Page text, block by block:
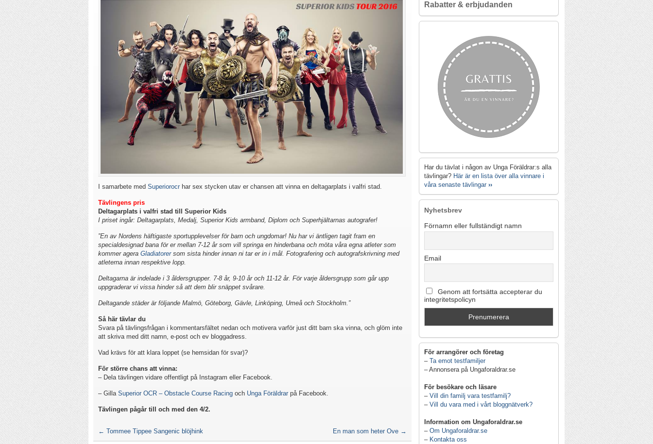
I samarbete med Superiorocr har sex stycken utav er chansen att vinna en deltagarplats i valfri stad.
Tävlingens pris
Deltagarplats i valfri stad till Superior Kids
I priset ingår: Deltagarplats, Medalj, Superior Kids armband, Diplom och Superhjältarnas autografer!
”En av Nordens häftigaste sportupplevelser för barn och ungdomar! Nu har vi äntligen tagit fram en
specialdesignad bana för er mellan 7-12 år som vill springa en hinderbana och möta våra egna atleter som
kommer agera Gladiatorersom sista hinder innan ni tar er in i mål. Fotografering och autografskrivning med
atleterna innan respektive lopp.
Deltagarna är indelade i 3 åldersgrupper. 7-8 år, 9-10 år och 11-12 år. För varje åldersgrupp som går upp
uppgraderar vi vissa hinder så att dem blir snäppet svårare.
Deltagande städer är följande Malmö, Göteborg, Gävle, Linköping, Umeå och Stockholm.”
Så här tävlar du
Svara på tävlingsfrågan i kommentarsfältet nedan och motivera varför just ditt barn ska vinna, och glöm inte
att skriva med ditt namn, e-post och ev bloggadress.
Vad krävs för att klara loppet (se hemsidan för svar)?
För större chans att vinna:
– Dela tävlingen vidare offentligt på Instagram eller Facebook.
– Gilla Superior OCR – Obstacle Course Racing och Unga Föräldrar på Facebook.
Tävlingen pågår till och med den 4/2.
← Tommee Tippee Sangenic blöjhink En man som heter Ove →
Rabatter & erbjudanden
Har du tävlat i någon av Unga Föräldrar:s alla
tävlingar? Här är en lista över alla vinnare i
våra senaste tävlingar ››
Nyhetsbrev
Förnamn eller fullständigt namn
Email
Genom att fortsätta accepterar du
integritetspolicyn
För arrangörer och företag
– Ta emot testfamiljer
– Annonsera på Ungaforaldrar.se
För besökare och läsare
– Vill din familj vara testfamilj?
– Vill du vara med i vårt bloggnätverk?
Information om Ungaforaldrar.se
– Om Ungaforaldrar.se
– Kontakta oss